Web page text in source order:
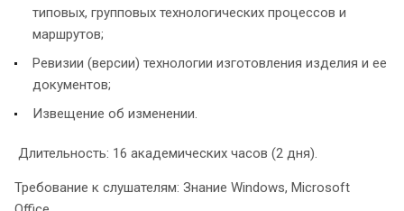
типовых, групповых технологических процессов и
маршрутов;
Ревизии (версии) технологии изготовления изделия и ее
документов;
Извещение об изменении.
Длительность: 16 академических часов (2 дня).
Требование к слушателям: Знание Windows, Microsoft